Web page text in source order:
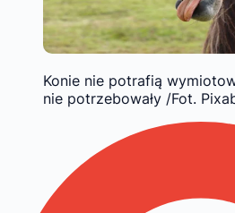
Konie nie potrafią
nie potrzebowały /Fot.